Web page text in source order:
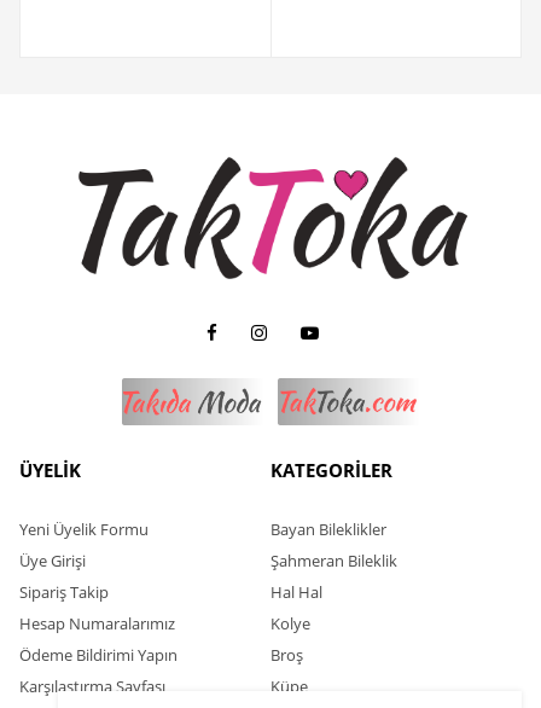
ÜYELİK
Yeni Üyelik Formu
Üye Girişi
Sipariş Takip
Hesap Numaralarımız
Ödeme Bildirimi Yapın
Karşılaştırma Sayfası
KATEGORİLER
Bayan Bileklikler
Şahmeran Bileklik
Hal Hal
Kolye
Broş
Küpe